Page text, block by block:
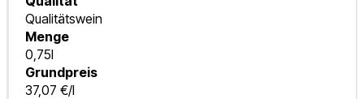
Qualitätswein
Menge
0,75l
Grundpreis
37,07 €/l